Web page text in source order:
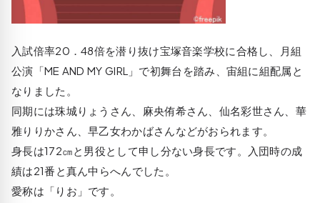
入試倍率20．48倍を潜り抜け宝塚音楽学校に合格し、月組
公演「ME AND MY GIRL」で初舞台を踏み、宙組に組配属と
なりました。
同期には珠城りょうさん、麻央侑希さん、仙名彩世さん、華
雅りりかさん、早乙女わかばさんなどがおられます。
身長は172㎝と男役として申し分ない身長です。入団時の成
績は21番と真ん中らへんでした。
愛称は「りお」です。